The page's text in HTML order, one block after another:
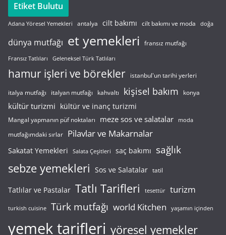
Etiket Bulutu
Adana Yöresel Yemekleri antalya cilt bakımı cilt bakımı ve moda doğa
dünya mutfağı et yemekleri fransız mutfağı
Fransız Tatlıları Geleneksel Türk Tatlıları
hamur işleri ve börekler istanbul'un tarihi yerleri
italya mutfağı italyan mutfağı kahvaltı kişisel bakım konya
kültür turizmi kültür ve inanç turizmi
Mangal yapmanın püf noktaları meze sos ve salatalar moda
mutfağımdaki sırlar Pilavlar ve Makarnalar
Sakatat Yemekleri Salata Çeşitleri saç bakımı sağlık
sebze yemekleri Sos ve Salatalar tatil
Tatlılar ve Pastalar Tatlı Tarifleri tesettür turizm
turkish cuisine Türk mutfağı world Kitchen yaşamın içinden
yemek tarifleri yöresel yemekler